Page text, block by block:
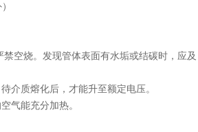
空烧。发现管体表面有水垢或结碳时，应及
介质熔化后，才能升至额定电压。
气能充分加热。